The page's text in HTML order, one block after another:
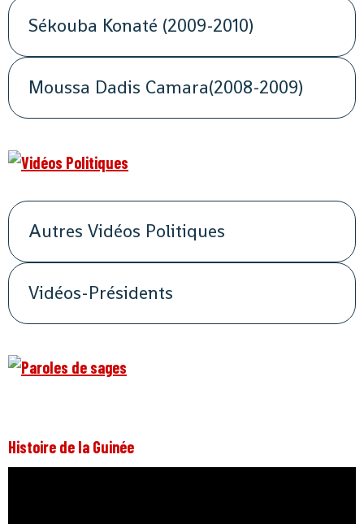
Sékouba Konaté (2009-2010)
Moussa Dadis Camara(2008-2009)
Autres Vidéos Politiques
Vidéos-Présidents
Histoire de la Guinée